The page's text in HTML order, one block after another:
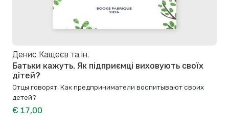
Денис Кащеєв та ін.
Батьки кажуть. Як підприємці виховують своїх
дітей?
Отцы говорят. Как предприниматели воспитывают своих
детей?
€ 17,00